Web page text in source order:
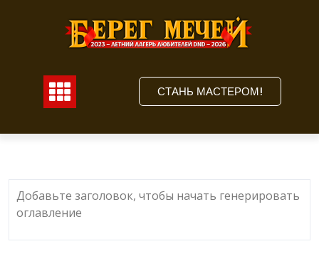
содержимому
СТАНЬ МАСТЕРОМ!
Добавьте заголовок, чтобы начать генерировать
оглавление